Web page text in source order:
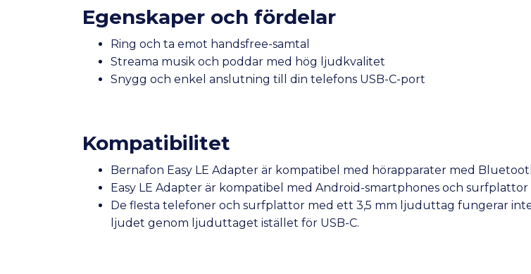
Egenskaper och fördelar
Ring och ta emot handsfree-samtal
Streama musik och poddar med hög ljudkvalitet
Snygg och enkel anslutning till din telefons USB-C-port
Kompatibilitet
Bernafon Easy LE Adapter är kompatibel med hörapparater med
Easy LE Adapter är kompatibel med Android-smartphones och surfplattor
De flesta telefoner och surfplattor med ett 3,5 mm ljuduttag fungerar
ljudet genom ljuduttaget istället för USB-C.